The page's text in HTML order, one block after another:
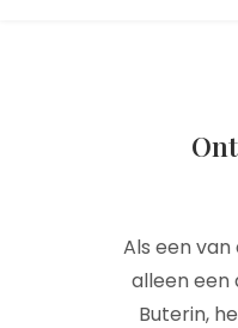
Als een
alleen een
Buterin,